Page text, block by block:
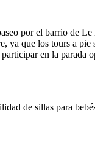
por el barrio de Le
ya que los tours a pie
en la parada
de sillas para